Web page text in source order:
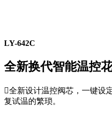
LY-642C
全新换代智能温控
全新设计温控阀芯，一键设
复试温的繁琐。